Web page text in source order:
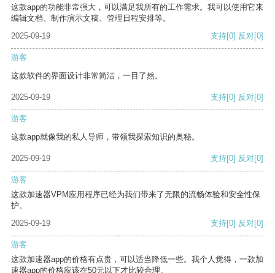
这款app的功能非常强大，可以满足我所有的工作需求。我可以使用它来
编辑文档、制作演示文稿、管理日程安排等。
2025-09-19
支持[0] 反对[0]
游客
这款软件的界面设计非常简洁，一目了然。
2025-09-19 支持[0] 反对[0]
游客
这款app就像我的私人导师，带领我探索知识的奥秘。
2025-09-19 支持[0] 反对[0]
游客
这款加速器VPM应用程序已经为我们带来了无限的流畅体验和安全性保
护。
2025-09-19
支持[0] 反对[0]
游客
这款加速器app的价格有点贵，可以适当降低一些。我个人觉得，一款加
速器app的价格应该在50元以下才比较合理。